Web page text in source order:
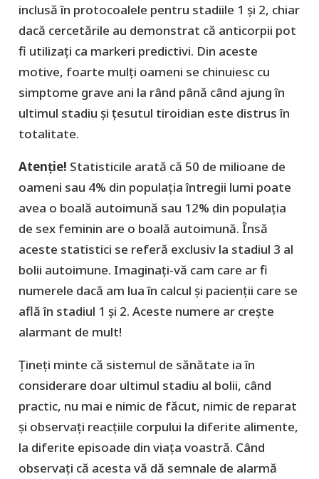
inclusă în protocoalele pentru stadiile 1 și 2, chiar
dacă cercetările au demonstrat că anticorpii pot
fi utilizați ca markeri predictivi. Din aceste
motive, foarte mulți oameni se chinuiesc cu
simptome grave ani la rând până când ajung în
ultimul stadiu și țesutul tiroidian este distrus în
totalitate.
Atenție! Statisticile arată că 50 de milioane de
oameni sau 4% din populația întregii lumi poate
avea o boală autoimună sau 12% din populația
de sex feminin are o boală autoimună. Însă
aceste statistici se referă exclusiv la stadiul 3 al
bolii autoimune. Imaginați-vă cam care ar fi
numerele dacă am lua în calcul și pacienții care se
află în stadiul 1 și 2. Aceste numere ar crește
alarmant de mult!
Țineți minte că sistemul de sănătate ia în
considerare doar ultimul stadiu al bolii, când
practic, nu mai e nimic de făcut, nimic de reparat
și observați reacțiile corpului la diferite alimente,
la diferite episoade din viața voastră. Când
observați că acesta vă dă semnale de alarmă